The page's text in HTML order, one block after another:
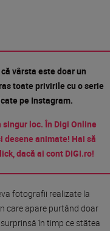
vârsta este doar un
toate privirile cu o serie
pe Instagram.
loc. În Digi Online
desene animate! Hai să
dacă ai cont DIGI.ro!
fotografii realizate la
care apare purtând doar
în timp ce stătea